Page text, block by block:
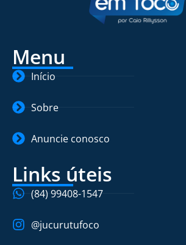
Menu
Início
Sobre
Anuncie conosco
Links úteis
(84) 99408-1547
@jucurutufoco